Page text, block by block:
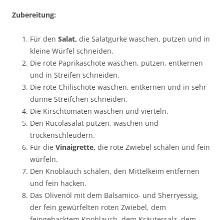
Zubereitung:
Für den Salat, die Salatgurke waschen, putzen und in
kleine Würfel schneiden.
Die rote Paprikaschote waschen, putzen, entkernen
und in Streifen schneiden.
Die rote Chilischote waschen, entkernen und in sehr
dünne Streifchen schneiden.
Die Kirschtomaten waschen und vierteln.
Den Rucolasalat putzen, waschen und
trockenschleudern.
Für die Vinaigrette, die rote Zwiebel schälen und fein
würfeln.
Den Knoblauch schälen, den Mittelkeim entfernen
und fein hacken.
Das Olivenöl mit dem Balsamico- und Sherryessig,
der fein gewürfelten roten Zwiebel, dem